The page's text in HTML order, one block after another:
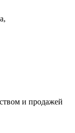
и продажей